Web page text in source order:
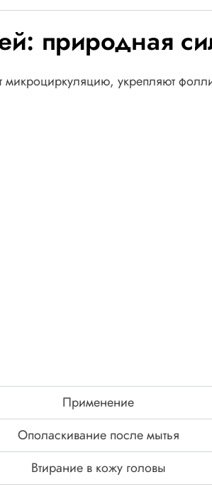
природная
микроциркуляцию, укрепляют
Применение
Ополаскивание после мытья
Втирание в кожу головы